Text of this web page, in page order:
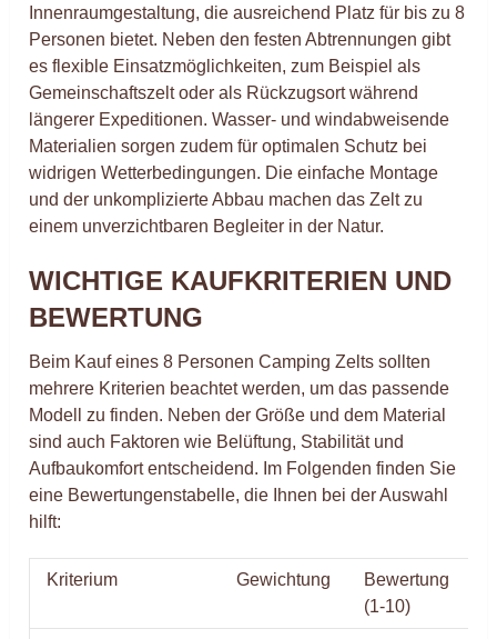
Innenraumgestaltung, die ausreichend Platz für bis zu 8
Personen bietet. Neben den festen Abtrennungen gibt
es flexible Einsatzmöglichkeiten, zum Beispiel als
Gemeinschaftszelt oder als Rückzugsort während
längerer Expeditionen. Wasser- und windabweisende
Materialien sorgen zudem für optimalen Schutz bei
widrigen Wetterbedingungen. Die einfache Montage
und der unkomplizierte Abbau machen das Zelt zu
einem unverzichtbaren Begleiter in der Natur.
WICHTIGE KAUFKRITERIEN UND
BEWERTUNG
Beim Kauf eines 8 Personen Camping Zelts sollten
mehrere Kriterien beachtet werden, um das passende
Modell zu finden. Neben der Größe und dem Material
sind auch Faktoren wie Belüftung, Stabilität und
Aufbaukomfort entscheidend. Im Folgenden finden Sie
eine Bewertungenstabelle, die Ihnen bei der Auswahl
hilft:
Kriterium Gewichtung
Bewertung
(1-10)